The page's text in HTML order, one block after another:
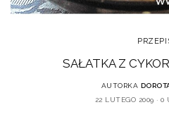
SAŁATKA Z
AUTORKA
22 LUTEGO 2009
0